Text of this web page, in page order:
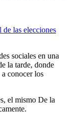
las elecciones
sociales en una
la tarde, donde
a conocer los
el mismo De la